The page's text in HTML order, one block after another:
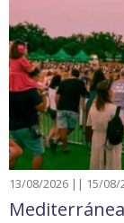
13/08/2026 || 15/08/